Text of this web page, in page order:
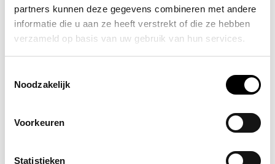
partners kunnen deze gegevens combineren met andere
informatie die u aan ze heeft verstrekt of die ze hebben
verzameld op basis van uw gebruik van hun services.
Noodzakelijk
Voorkeuren
Statistieken
NORMLIGHTS
Draagbare LED-Lamp